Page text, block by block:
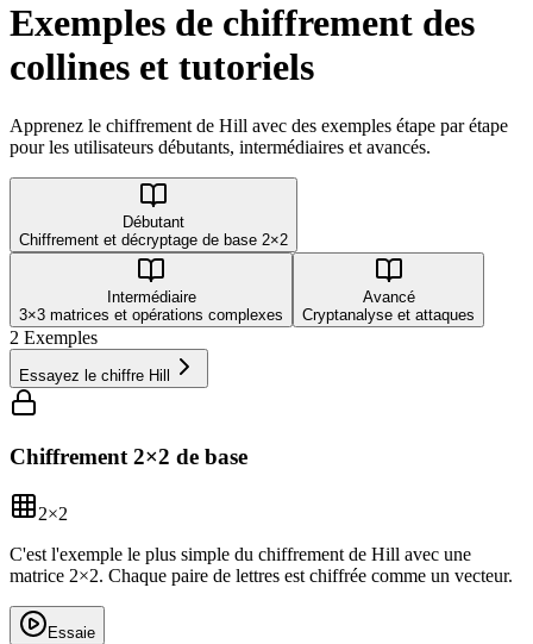
Exemples de chiffrement des
collines et tutoriels
Apprenez le chiffrement de Hill avec des exemples étape par étape
pour les utilisateurs débutants, intermédiaires et avancés.
Débutant
Chiffrement et décryptage de base 2×2
Intermédiaire
3×3 matrices et opérations complexes
Avancé
Cryptanalyse et attaques
2 Exemples
Essayez le chiffre Hill
Chiffrement 2×2 de base
2×2
C'est l'exemple le plus simple du chiffrement de Hill avec une
matrice 2×2. Chaque paire de lettres est chiffrée comme un vecteur.
Essaie